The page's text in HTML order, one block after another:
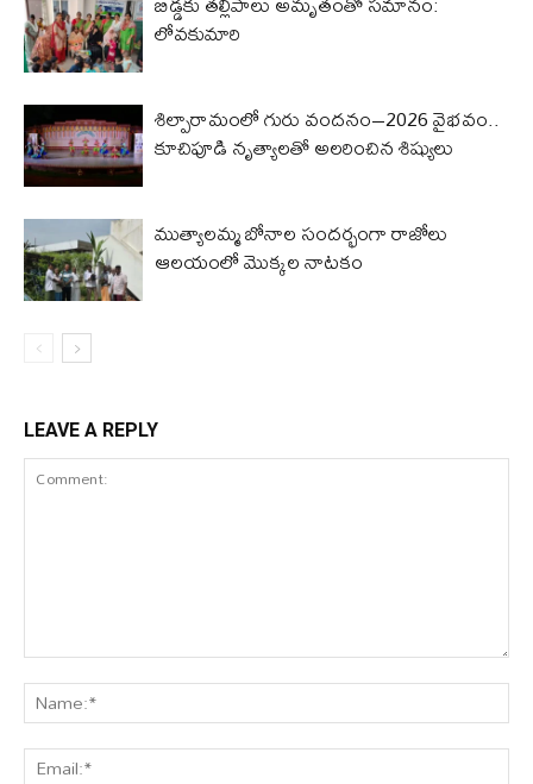
లోవ‌కుమారి
శిల్పారామంలో గురు వందనం–2026 వైభవం..
కూచిపూడి నృత్యాలతో అలరించిన శిష్యులు
ముత్యాలమ్మ బోనాల సందర్భంగా రాజోలు
ఆలయంలో మొక్కల నాటకం
LEAVE A REPLY